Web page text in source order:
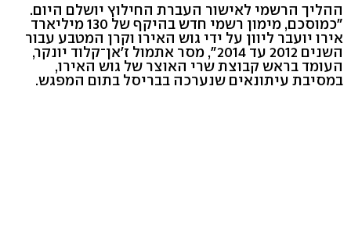
ההליך הרשמי לאישור העברת החילוץ יושלם היום.
"כמוסכם, מימון רשמי חדש בהיקף של 130 מיליארד
אירו יועבר ליוון על ידי גוש האירו וקרן המטבע עבור
השנים 2012 עד 2014", מסר אתמול ז'אן־קלוד יונקר,
העומד בראש קבוצת שרי האוצר של גוש האירו,
במסיבת עיתונאים שנערכה בבריסל בתום המפגש.